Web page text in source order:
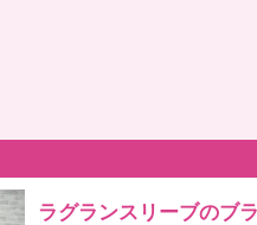
ラグランスリーブのブ